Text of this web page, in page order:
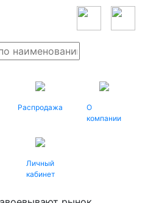
Распродажа
О
компании
Личный
кабинет